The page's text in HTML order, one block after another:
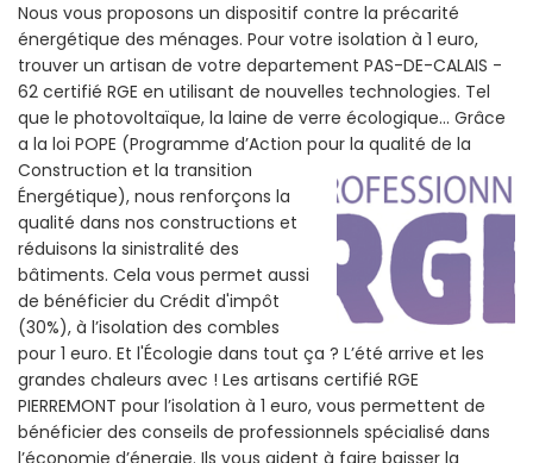
Nous vous proposons un dispositif contre la précarité
énergétique des ménages. Pour votre isolation à 1 euro,
trouver un artisan de votre departement PAS-DE-CALAIS -
62 certifié RGE en utilisant de nouvelles technologies. Tel
que le photovoltaïque, la laine de verre écologique... Grâce
a la loi POPE (Programme d’Action pour la qualité de la
Construction et la transition
Énergétique), nous renforçons la
qualité dans nos constructions et
réduisons la sinistralité des
bâtiments. Cela vous permet aussi
de bénéficier du Crédit d'impôt
(30%), à l’isolation des combles
pour 1 euro. Et l'Écologie dans tout ça ? L’été arrive et les
grandes chaleurs avec ! Les artisans certifié RGE
PIERREMONT pour l’isolation à 1 euro, vous permettent de
bénéficier des conseils de professionnels spécialisé dans